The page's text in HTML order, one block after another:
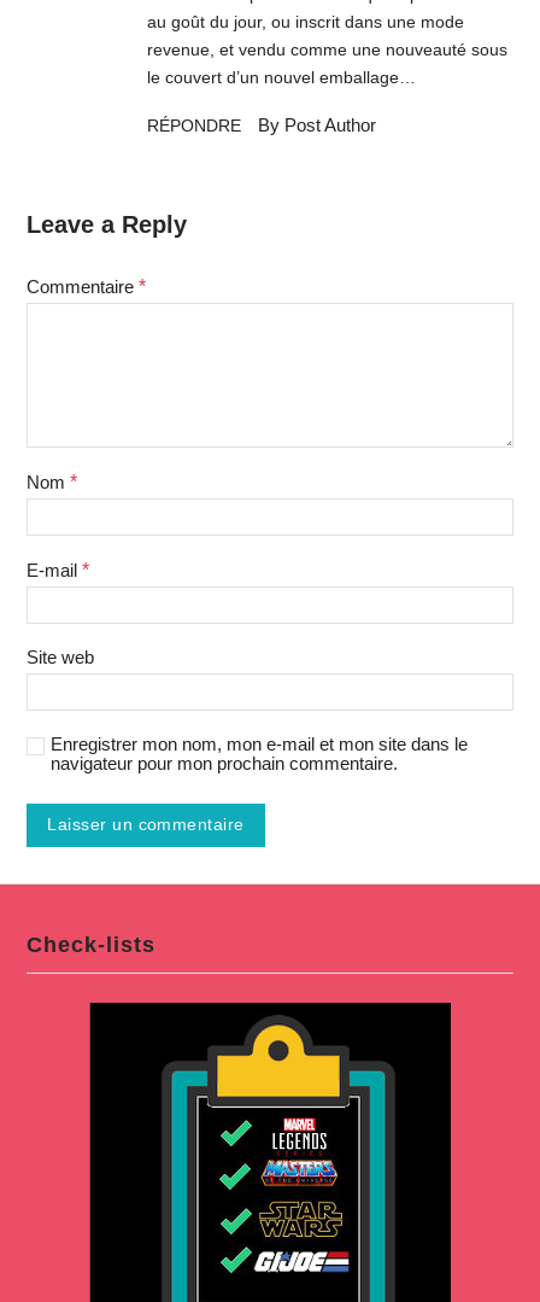
au goût du jour, ou inscrit dans une mode
revenue, et vendu comme une nouveauté sous
le couvert d’un nouvel emballage…
RÉPONDRE By Post Author
Leave a Reply
Commentaire *
Nom *
E-mail *
Site web
Enregistrer mon nom, mon e-mail et mon site dans le
navigateur pour mon prochain commentaire.
Check-lists